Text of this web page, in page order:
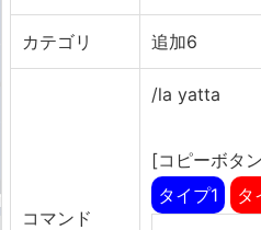
カテゴリ 追加6
コマンド
/la yatta
[コピーボタ
タイプ1
タ